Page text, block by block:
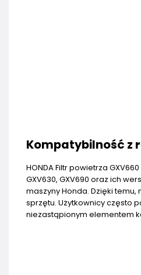
Kompatybilność z
HONDA Filtr powietrza
GXV630, GXV690 oraz ich
maszyny Honda. Dzięki
sprzętu. Użytkownicy często
niezastąpionym elementem